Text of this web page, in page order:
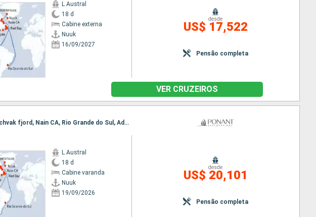
L Austral
18 d
Cabine externa
Nuuk
16/09/2027
desde
US$ 17,522
Pensão completa
VER CRUZEIROS
Itinerário : Nuuk, Qeqertarsuaq, Iqaluit, Grinell glacier, Akpatok, Nachvak fjord, Nain CA, Rio Grande do Sul, Adamstown, Red Bay, Twillengate, Baie de Trinity, St Johns, Saint Pierre & Miquelon, Halifax
L Austral
18 d
Cabine varanda
Nuuk
19/09/2026
desde
US$ 20,101
Pensão completa